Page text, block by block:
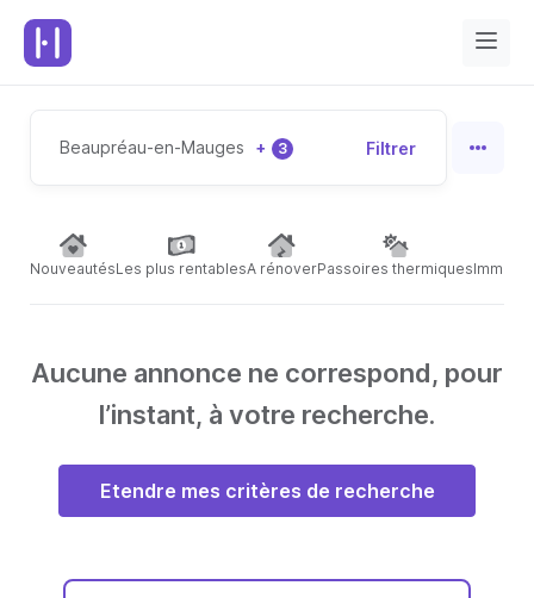
Beaupréau-en-Mauges + 3 Filtrer
NouveautésLes plus rentablesA rénoverPassoires thermiques
Aucune annonce ne correspond, pour
l’instant, à votre recherche.
Etendre mes critères de recherche